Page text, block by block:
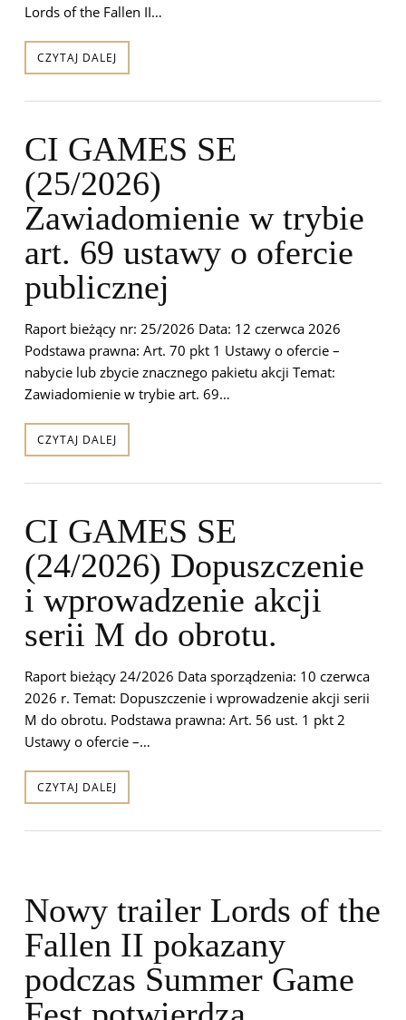
Lords of the Fallen II…
CZYTAJ DALEJ
CI GAMES SE
(25/2026)
Zawiadomienie w trybie
art. 69 ustawy o ofercie
publicznej
Raport bieżący nr: 25/2026 Data: 12 czerwca 2026
Podstawa prawna: Art. 70 pkt 1 Ustawy o ofercie –
nabycie lub zbycie znacznego pakietu akcji Temat:
Zawiadomienie w trybie art. 69…
CZYTAJ DALEJ
CI GAMES SE
(24/2026) Dopuszczenie
i wprowadzenie akcji
serii M do obrotu.
Raport bieżący 24/2026 Data sporządzenia: 10 czerwca
2026 r. Temat: Dopuszczenie i wprowadzenie akcji serii
M do obrotu. Podstawa prawna: Art. 56 ust. 1 pkt 2
Ustawy o ofercie –…
CZYTAJ DALEJ
Nowy trailer Lords of the
Fallen II pokazany
podczas Summer Game